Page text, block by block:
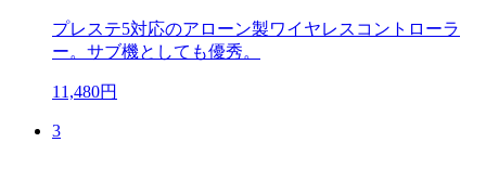
プレステ5対応のアローン製ワイヤレスコントローラ
ー。サブ機としても優秀。
11,480円
3